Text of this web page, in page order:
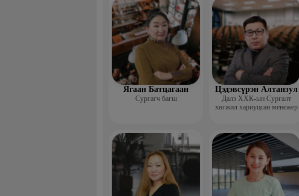
сургагч багш
Ягаан Батцагаан
Сургагч багш
Цэдэвсүрэн Алтанзул
Далз ХХК-ын Сургалт
хөгжил хариуцсан менежер